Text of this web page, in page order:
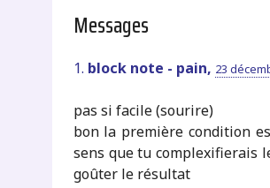
Messages
1. block note - pain, 23
pas si facile (sourire)
bon la première condition
sens que tu complexifierais
goûter le résultat